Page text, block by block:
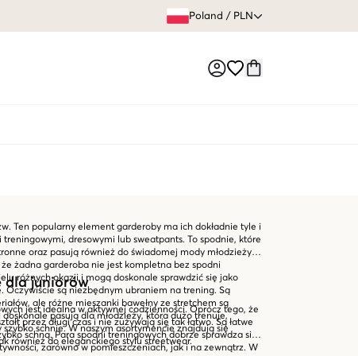
Poland / PLN
Ten popularny element garderoby ma ich dokładnie tyle i
dresowymi lub sweatpants. To spodnie, które
oraz pasują również do świadomej mody młodzieży.
żadna garderoba nie jest kompletna bez spodni
różnych okazji i mogą doskonale sprawdzić się jako
Oczywiście są niezbędnym ubraniem na trening. Są
ale różne mieszanki bawełny ze stretchem są
pasują dla młodzieży, która dużo trenuje,
schnie. W naszym asortymencie znajdują się
również do eleganckiego stylu streetwear.
dla juniorów
jest idealna w aktywnej codzienności. Oprócz tego, że
przez długi czas i nie zużywają się tak łatwo. Są łatwe
schną. Para spodni treningowych dobrze sprawdza się
zarówno w pomieszczeniach, jak i na zewnątrz. W